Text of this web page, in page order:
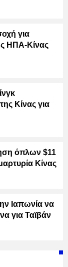
για
ΗΠΑ-Κίνας
Κίνας για
όπλων $11
Κίνας
Ιαπωνία να
για Ταϊβάν